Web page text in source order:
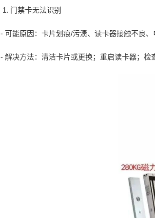
1. 门禁卡无法识别
- 可能原因：卡片划痕/污渍、读卡器接触不良、
- 解决方法：清洁卡片或更换；重启读卡器；检